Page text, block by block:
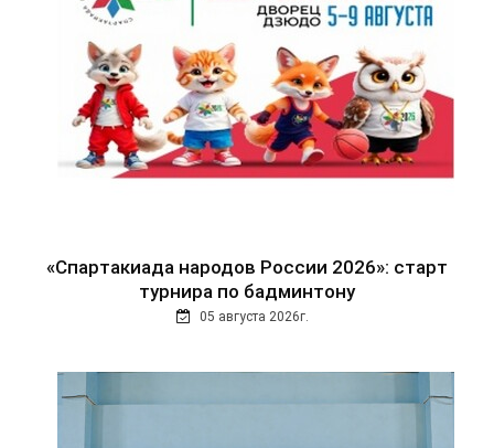
«Спартакиада народов России 2026»: старт
турнира по бадминтону
05 августа 2026г.